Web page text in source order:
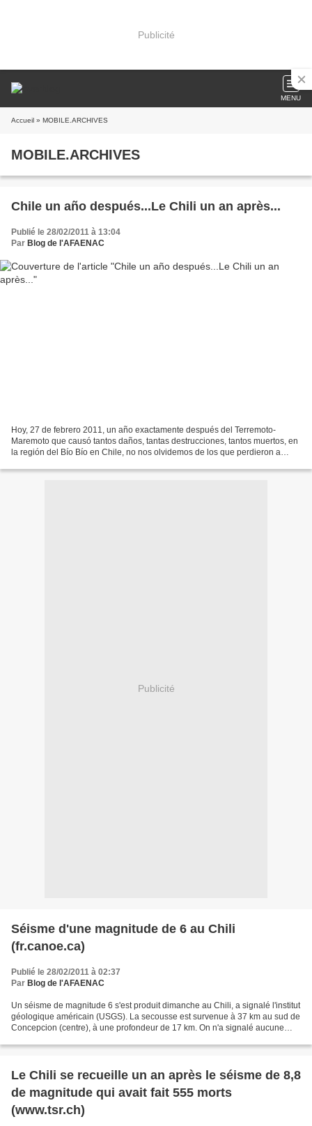
Publicité
MENU
Accueil » MOBILE.ARCHIVES
MOBILE.ARCHIVES
Chile un año después...Le Chili un an après...
Publié le 28/02/2011 à 13:04
Par Blog de l'AFAENAC
Hoy, 27 de febrero 2011, un año exactamente después del Terremoto-
Maremoto que causó tantos daños, tantas destrucciones, tantos muertos, en
la región del Bío Bío en Chile, no nos olvidemos de los que perdieron a
Publicité
Séisme d'une magnitude de 6 au Chili
(fr.canoe.ca)
Publié le 28/02/2011 à 02:37
Par Blog de l'AFAENAC
Un séisme de magnitude 6 s'est produit dimanche au Chili, a signalé l'institut
géologique américain (USGS). La secousse est survenue à 37 km au sud de
Concepcion (centre), à une profondeur de 17 km. On n'a signalé aucune
Le Chili se recueille un an après le séisme de 8,8
de magnitude qui avait fait 555 morts
(www.tsr.ch)